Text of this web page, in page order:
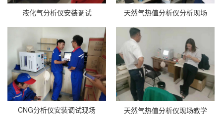
液化气分析仪安装调试 天然气热值分析仪分析现场
CNG分析仪安装调试现场 天然气热值分析仪现场教学